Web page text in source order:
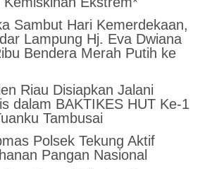
Sambut Hari Kemerdekaan,
Lampung Hj. Eva Dwiana
Bendera Merah Putih ke
Riau Disiapkan Jalani
dalam BAKTIKES HUT Ke-1
Tambusai
Polsek Tekung Aktif
Pangan Nasional